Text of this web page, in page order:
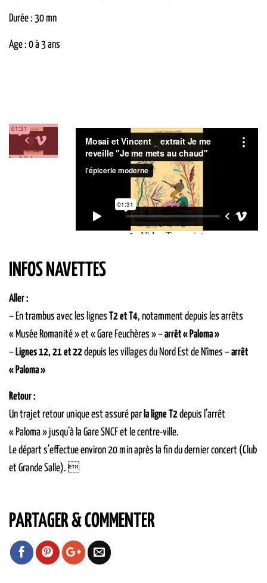
Durée : 30 mn
Age : 0 à 3 ans
INFOS NAVETTES
Aller :
– En trambus avec les lignes
T2 et T4, notamment depuis les arrêts
« Musée Romanité » et « Gare Feuchères » –arrêt « Paloma »
– Lignes 12, 21 et 22depuis les villages du Nord Est de Nîmes –arrêt
« Paloma »
Retour :
Un trajet retour unique est assuré par la ligne T2depuis l’arrêt
« Paloma » jusqu’à la Gare SNCF et le centre-ville.
Le départ s’effectue environ 20 min après la fin du dernier concert (Club
et Grande Salle). 
PARTAGER & COMMENTER